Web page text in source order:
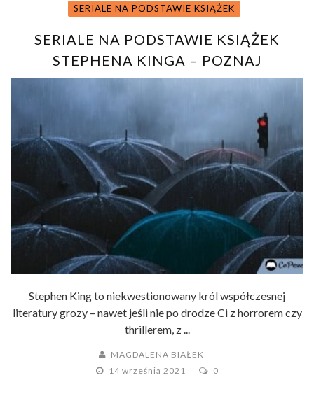
SERIALE NA PODSTAWIE KSIĄŻEK
SERIALE NA PODSTAWIE KSIĄŻEK
STEPHENA KINGA – POZNAJ
NAJCIEKAWSZE
Stephen King to niekwestionowany król współczesnej
literatury grozy – nawet jeśli nie po drodze Ci z horrorem czy
thrillerem, z ...
MAGDALENA BIAŁEK
14 września 2021
0